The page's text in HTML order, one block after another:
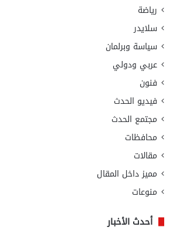
رياضة
سلايدر
سياسة وبرلمان
عربي ودولي
فنون
فيديو الحدث
مجتمع الحدث
محافظات
مقالات
مميز داخل المقال
منوعات
أحدث الأخبار